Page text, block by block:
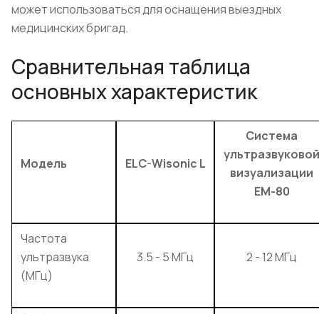
может использоваться для оснащения выездных
медицинских бригад.
Сравнительная таблица
основных характеристик
Модель ELC-Wisonic L
Система
ультразвуковой
визуализации
EM-80
Частота
ультразвука
(МГц)
3.5 - 5 МГц 2 - 12 МГц